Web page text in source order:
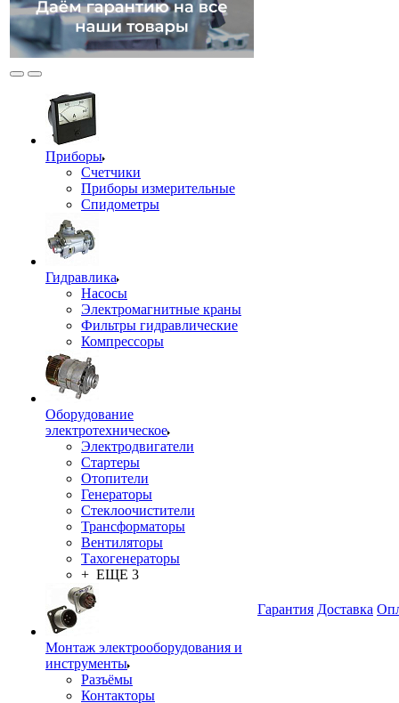
Приборы
Счетчики
Приборы измерительные
Спидометры
Гидравлика
Насосы
Электромагнитные краны
Фильтры гидравлические
Компрессоры
Оборудование
электротехническое
Электродвигатели
Стартеры
Отопители
Генераторы
Стеклоочистители
Трансформаторы
Вентиляторы
Тахогенераторы
+ ЕЩЕ 3
Монтаж электрооборудования и
инструменты
Разъёмы
Контакторы
Гарантия Доставка